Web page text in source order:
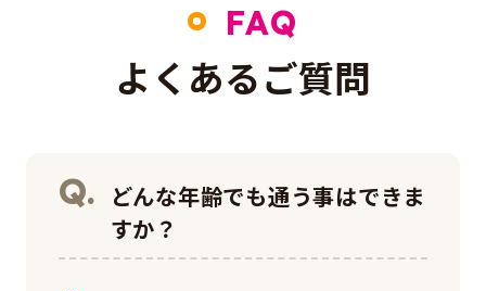
FAQ
よくあるご質問
どんな年齢でも通う事はできま
すか？